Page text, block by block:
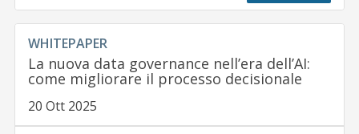
WHITEPAPER
La nuova data governance nell’era dell’AI:
come migliorare il processo decisionale
20 Ott 2025